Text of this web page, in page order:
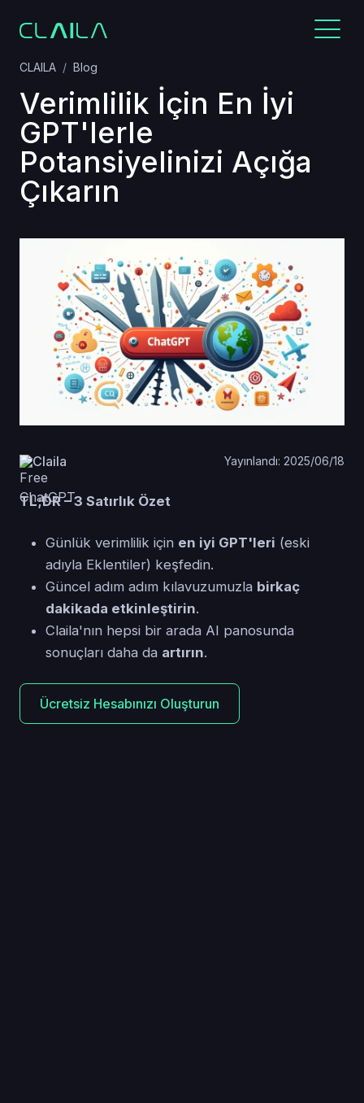
CLAILA Blog
Verimlilik İçin En İyi
GPT'lerle
Potansiyelinizi Açığa
Çıkarın
Claila Yayınlandı: 2025/06/18
TL;DR – 3 Satırlık Özet
Günlük verimlilik için en iyi GPT'leri (eski
adıyla Eklentiler) keşfedin.
Güncel adım adım kılavuzumuzla birkaç
dakikada etkinleştirin.
Claila'nın hepsi bir arada AI panosunda
sonuçları daha da artırın.
Ücretsiz Hesabınızı Oluşturun